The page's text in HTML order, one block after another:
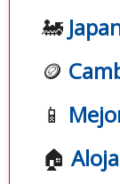
🚂
🪙
📱
🏠